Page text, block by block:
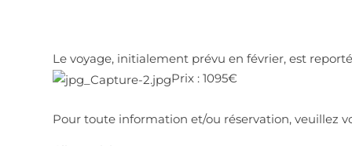
Le voyage, initialement prévu en février, est
Prix : 1095€
Pour toute information et/ou réservation, veuillez